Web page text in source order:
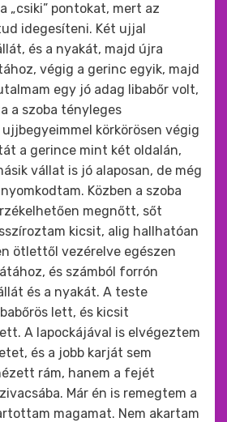
„csiki” pontokat, mert az
idegesíteni. Két ujjal
és a nyakát, majd újra
végig a gerinc egyik, majd
egy jó adag libabőr volt,
a szoba tényleges
körkörösen végig
a gerince mint két oldalán,
vállat is jó alaposan, de még
Közben a szoba
megnőtt, sőt
kicsit, alig hallhatóan
ötlettől vezérelve egészen
és számból forrón
és a nyakát. A teste
lett, és kicsit
A lapockájával is elvégeztem
és a jobb karját sem
rám, hanem a fejét
Már én is remegtem a
magamat. Nem akartam